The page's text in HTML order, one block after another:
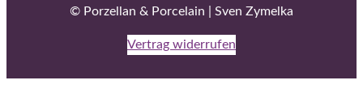
© Porzellan & Porcelain | Sven Zymelka
Vertrag widerrufen